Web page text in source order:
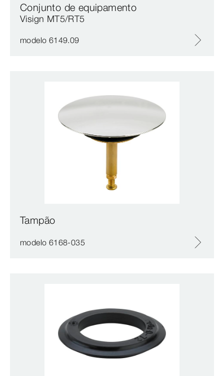
Conjunto de equipamento
Visign MT5/RT5
modelo 6149.09
Tampão
modelo 6168-035